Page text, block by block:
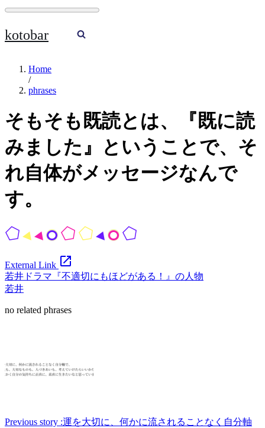
Skip
content
kotobar
Home
/
phrases
そもそも既読とは、『既に読
みました』ということで、そ
れ自体がメッセージなんで
す。
External Link open_in_new
若井 ドラマ『不適切にもほどがある！』の人物
若井
no related phrases
Previous story :運を大切に、何かに流されることなく自分軸